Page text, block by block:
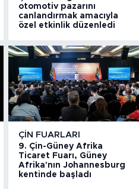
otomotiv pazarını
canlandırmak amacıyla
özel etkinlik düzenledi
ÇIN FUARLARI
9. Çin-Güney Afrika
Ticaret Fuarı, Güney
Afrika'nın Johannesburg
kentinde başladı